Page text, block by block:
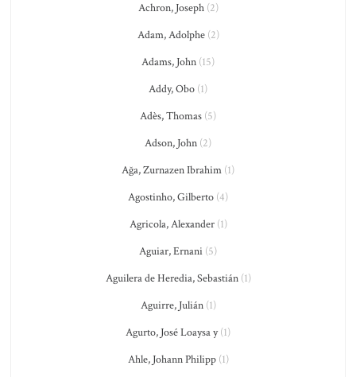
Achron, Joseph(2)
Adam, Adolphe(2)
Adams, John (15)
Addy, Obo (1)
Adès, Thomas (5)
Adson, John (2)
Ağa, Zurnazen Ibrahim (1)
Agostinho, Gilberto (4)
Agricola, Alexander(1)
Aguiar, Ernani (5)
Aguilera de Heredia, Sebastián(1)
Aguirre, Julián(1)
Agurto, José Loaysa y(1)
Ahle, Johann Philipp(1)